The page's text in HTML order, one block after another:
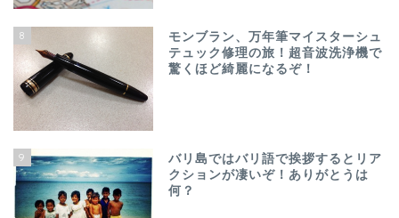
8
モンブラン、万年筆マイスターシュ
テュック修理の旅！超音波洗浄機で
驚くほど綺麗になるぞ！
9
バリ島ではバリ語で挨拶するとリア
クションが凄いぞ！ありがとうは
何？